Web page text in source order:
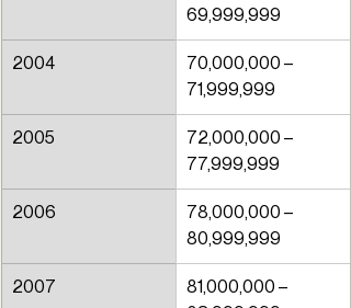
69,999,999
2004
70,000,000 –
71,999,999
2005
72,000,000 –
77,999,999
2006
78,000,000 –
80,999,999
2007
81,000,000 –